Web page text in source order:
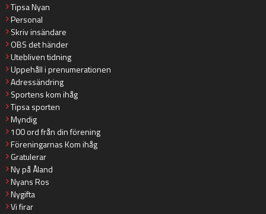
Tipsa Nyan
Personal
Skriv insändare
OBS det händer
Utebliven tidning
Uppehåll i prenumerationen
Adressändring
Sportens kom ihåg
Tipsa sporten
Myndig
100 ord från din förening
Föreningarnas Kom ihåg
Gratulerar
Ny på Åland
Nyans Ros
Nygifta
Vi firar